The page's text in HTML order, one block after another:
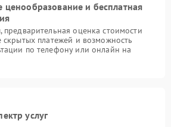
ценообразование и бесплатная
предварительная оценка стоимости
скрытых платежей и возможность
по телефону или онлайн на
услуг